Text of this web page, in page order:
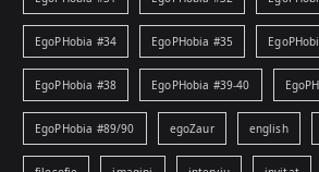
EgoPHobia #34 EgoPHobia #35
EgoPHobia #38 EgoPHobia #39-40
EgoPHobia #89/90 egoZaur english